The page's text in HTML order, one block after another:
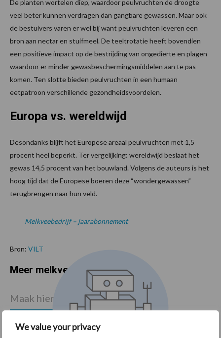
We value your privacy
De planten wortelen diep, waardoor peulvruchten de droogte
veel beter kunnen verdragen dan gangbare gewassen. Maar ook
de bestuivers varen er wel bij want peulvruchten leveren een
bron aan nectar en stuifmeel. De teeltrotatie heeft bovendien
een positieve impact op de bestrijding van ongedierte en plagen
waardoor er minder gewasbeschermingsmiddelen aan te pas
komen. Ten slotte bieden peulvruchten in een humaan
eetpatroon verschillende gezondheidsvoordelen.
Europa vs. wereldwijd
Desondanks blijft het Europese areaal peulvruchten met 1,5
procent heel beperkt. Ter vergelijking: wereldwijd beslaat het
gewas 14,5 procent van het bouwland. Volgens de auteurs is het
hoog tijd dat de Europese boeren deze “wondergewassen”
terugbrengen naar hun veld.
Melkveebedrijf – jaarabonnement
Bron: VILT
Meer melkvee nieuws
Maak hier uw keuze: